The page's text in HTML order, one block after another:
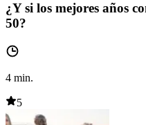
¿Y si los mejores años
50?
4 min.
5